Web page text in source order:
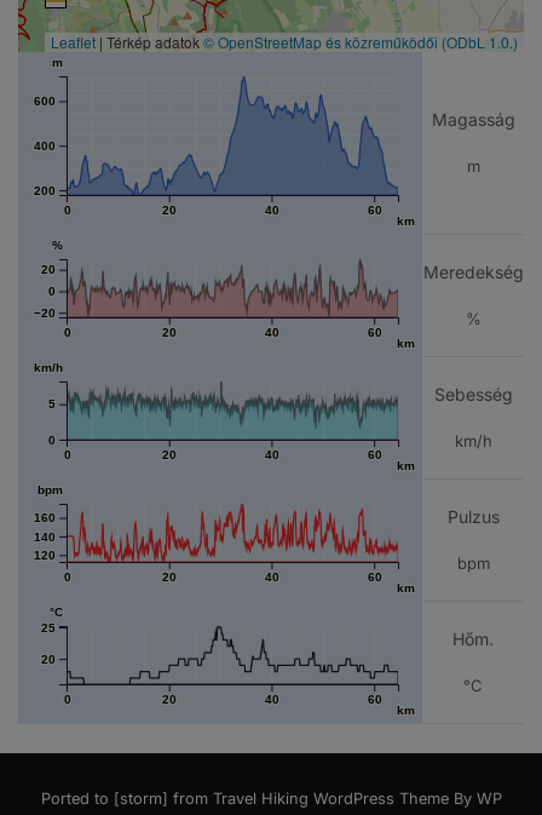
Leaflet | Térkép adatok© OpenStreetMap és közreműködői (ODbL 1.0.)
0 20 40 60
km
200
400
600
m
Magasság
m
0 20 40 60
km
−20
0
20
%
Meredekség
%
0 20 40 60
km
0
5
km/h
Sebesség
km/h
0 20 40 60
km
120
140
160
bpm
Pulzus
bpm
0 20 40 60
km
20
25
°C
Hőm.
°C
Ported to [storm] from Travel Hiking WordPress Theme By WP